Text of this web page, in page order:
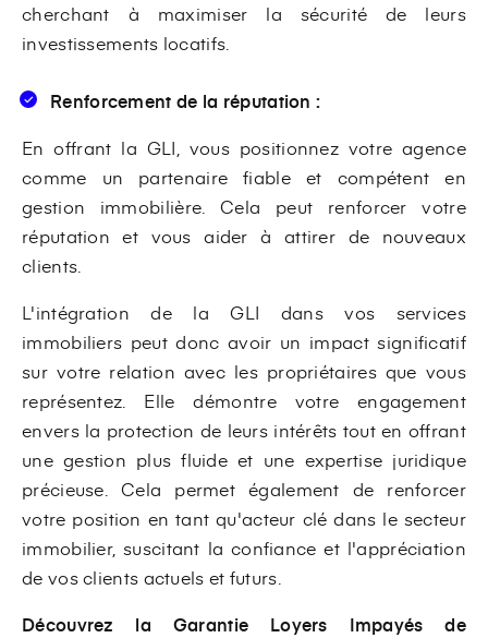
cherchant à maximiser la sécurité de leurs
investissements locatifs.
Renforcement de la réputation :
En offrant la GLI, vous positionnez votre agence
comme un partenaire fiable et compétent en
gestion immobilière. Cela peut renforcer votre
réputation et vous aider à attirer de nouveaux
clients.
L'intégration de la GLI dans vos services
immobiliers peut donc avoir un impact significatif
sur votre relation avec les propriétaires que vous
représentez. Elle démontre votre engagement
envers la protection de leurs intérêts tout en offrant
une gestion plus fluide et une expertise juridique
précieuse. Cela permet également de renforcer
votre position en tant qu'acteur clé dans le secteur
immobilier, suscitant la confiance et l'appréciation
de vos clients actuels et futurs.
Découvrez la Garantie Loyers Impayés de